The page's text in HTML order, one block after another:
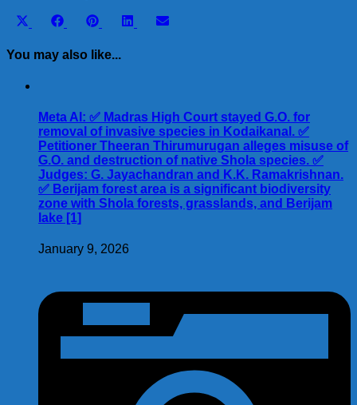
Share
Share
FacebookShare
PinterestShare
LinkedInShare
You may also like...
Meta AI: ✅ Madras High Court stayed G.O. for
removal of invasive species in Kodaikanal. ✅
Petitioner Theeran Thirumurugan alleges misuse of
G.O. and destruction of native Shola species. ✅
Judges: G. Jayachandran and K.K. Ramakrishnan.
✅ Berijam forest area is a significant biodiversity
zone with Shola forests, grasslands, and Berijam
lake [1]
January 9, 2026